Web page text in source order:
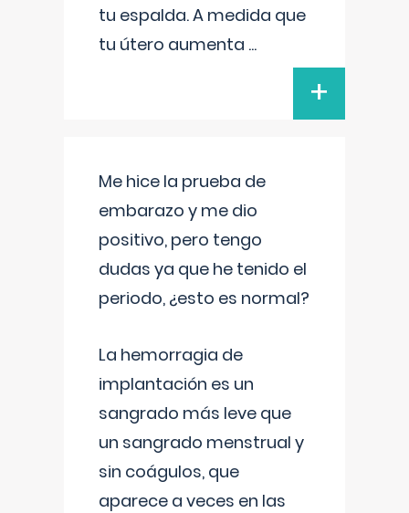
tu espalda. A medida que
tu útero aumenta ...
+
Me hice la prueba de
embarazo y me dio
positivo, pero tengo
dudas ya que he tenido el
periodo, ¿esto es normal?
La hemorragia de
implantación es un
sangrado más leve que
un sangrado menstrual y
sin coágulos, que
aparece a veces en las